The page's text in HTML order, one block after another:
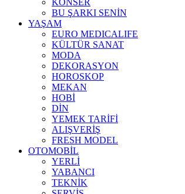
BU ŞARKI SENİN
YAŞAM
EURO MEDICALIFE
KÜLTÜR SANAT
MODA
DEKORASYON
HOROSKOP
MEKAN
HOBİ
DİN
YEMEK TARİFİ
ALIŞVERİŞ
FRESH MODEL
OTOMOBİL
YERLİ
YABANCI
TEKNİK